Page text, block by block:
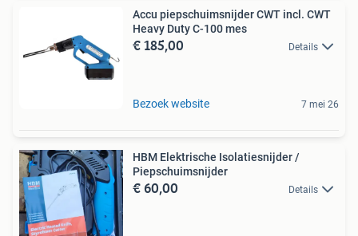
Accu piepschuimsnijder CWT incl. CWT
Heavy Duty C-100 mes
€ 185,00 Details
Bezoek website 7 mei 26
HBM Elektrische Isolatiesnijder /
Piepschuimsnijder
€ 60,00 Details